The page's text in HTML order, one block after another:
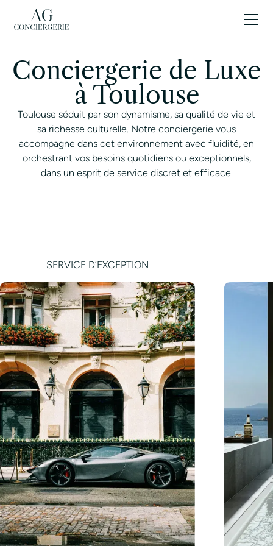
Conciergerie de Luxe
à Toulouse
Toulouse séduit par son dynamisme, sa qualité de vie et
sa richesse culturelle. Notre conciergerie vous
accompagne dans cet environnement avec fluidité, en
orchestrant vos besoins quotidiens ou exceptionnels,
dans un esprit de service discret et efficace.
SERVICE D’EXCEPTION